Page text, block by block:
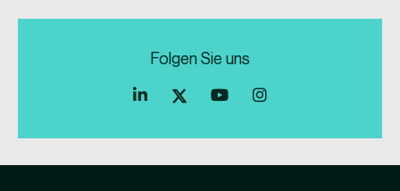
Folgen Sie uns